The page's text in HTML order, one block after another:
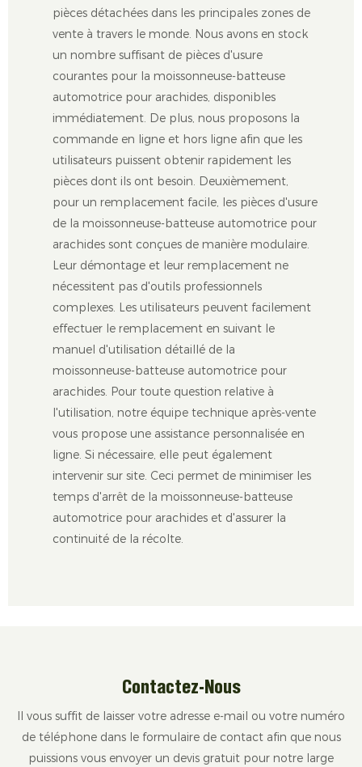
pièces détachées dans les principales zones de
vente à travers le monde. Nous avons en stock
un nombre suffisant de pièces d'usure
courantes pour la moissonneuse-batteuse
automotrice pour arachides, disponibles
immédiatement. De plus, nous proposons la
commande en ligne et hors ligne afin que les
utilisateurs puissent obtenir rapidement les
pièces dont ils ont besoin. Deuxièmement,
pour un remplacement facile, les pièces d'usure
de la moissonneuse-batteuse automotrice pour
arachides sont conçues de manière modulaire.
Leur démontage et leur remplacement ne
nécessitent pas d'outils professionnels
complexes. Les utilisateurs peuvent facilement
effectuer le remplacement en suivant le
manuel d'utilisation détaillé de la
moissonneuse-batteuse automotrice pour
arachides. Pour toute question relative à
l'utilisation, notre équipe technique après-vente
vous propose une assistance personnalisée en
ligne. Si nécessaire, elle peut également
intervenir sur site. Ceci permet de minimiser les
temps d'arrêt de la moissonneuse-batteuse
automotrice pour arachides et d'assurer la
continuité de la récolte.
Contactez-Nous
Il vous suffit de laisser votre adresse e-mail ou votre numéro
de téléphone dans le formulaire de contact afin que nous
puissions vous envoyer un devis gratuit pour notre large